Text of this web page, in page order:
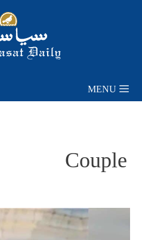
MENU
Couple